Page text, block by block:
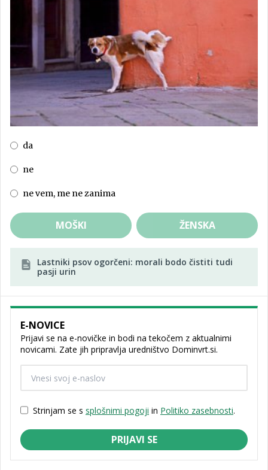
da
ne
ne vem, me ne zanima
MOŠKI ŽENSKA
Lastniki psov ogorčeni: morali bodo čistiti tudi
pasji urin
E-NOVICE
Prijavi se na e-novičke in bodi na tekočem z aktualnimi
novicami. Zate jih pripravlja uredništvo Dominvrt.si.
Strinjam se s splošnimi pogoji in Politiko zasebnosti.
PRIJAVI SE